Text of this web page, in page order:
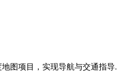
图项目，实现导航与交通指导.